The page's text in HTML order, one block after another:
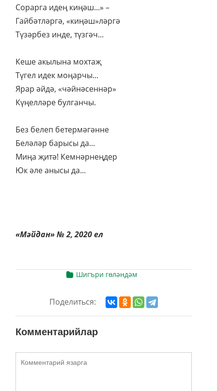
Сорарга идең киңәш...» –
Гайбәтләргә, «киңәш»ләргә
Түзәрбез инде, түзгәч...
Кеше акылына мохтаҗ
Түгел идек моңарчы...
Ярар әйдә, «чәйнәсеннәр»
Күңелләре булганчы.
Без белеп бетермәгәнне
Беләләр барысы да...
Миңа җитә! Кемнәрнеңдер
Юк әле анысы да...
«Мәйдан» № 2, 2020 ел
Шигъри гөләндәм
Поделиться:
Комментарийлар